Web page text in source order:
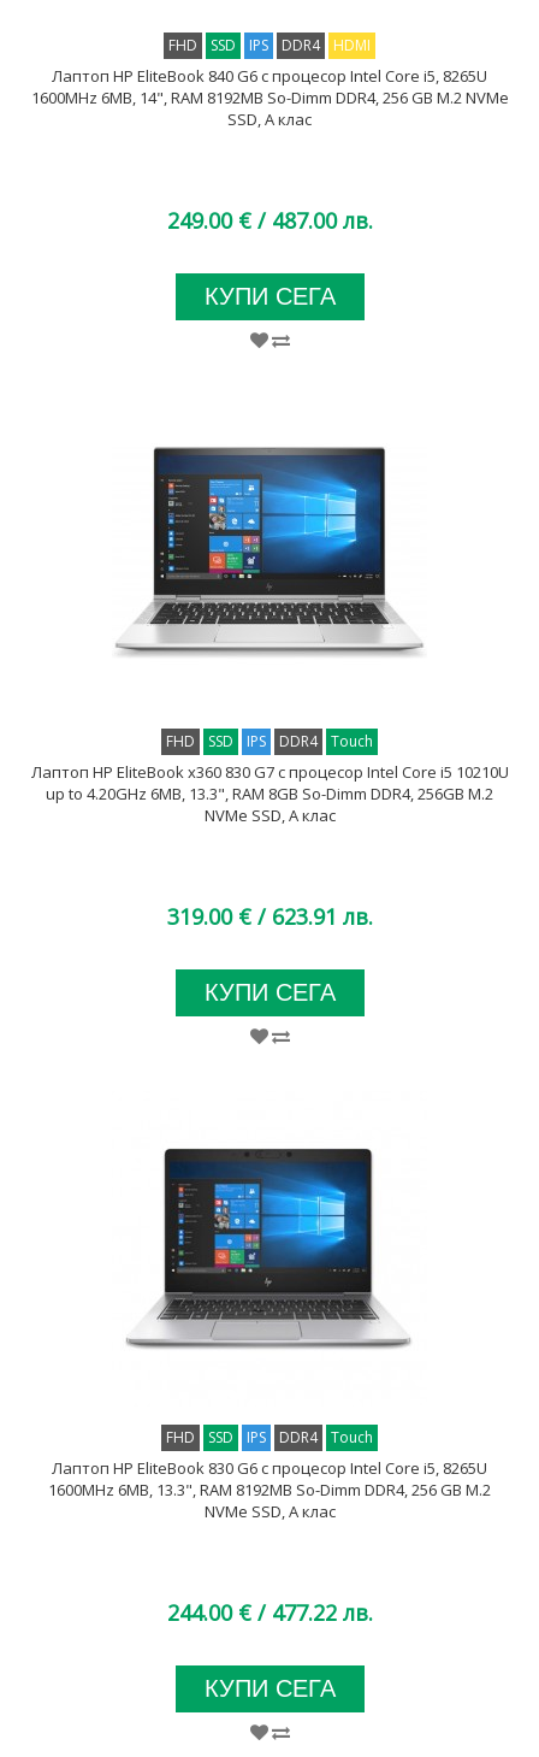
FHD SSD IPS DDR4 HDMI
Лаптоп HP EliteBook 840 G6 с процесор Intel Core i5, 8265U
1600MHz 6MB, 14", RAM 8192MB So-Dimm DDR4, 256 GB M.2 NVMe
SSD, А клас
249.00 € / 487.00 лв.
КУПИ СЕГА
FHD SSD IPS DDR4 Touch
Лаптоп HP EliteBook x360 830 G7 с процесор Intel Core i5 10210U
up to 4.20GHz 6MB, 13.3", RAM 8GB So-Dimm DDR4, 256GB M.2
NVMe SSD, A клас
319.00 € / 623.91 лв.
КУПИ СЕГА
FHD SSD IPS DDR4 Touch
Лаптоп HP EliteBook 830 G6 с процесор Intel Core i5, 8265U
1600MHz 6MB, 13.3", RAM 8192MB So-Dimm DDR4, 256 GB M.2
NVMe SSD, A клас
244.00 € / 477.22 лв.
КУПИ СЕГА